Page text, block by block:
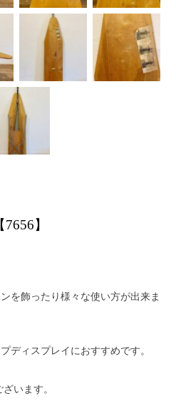
】
を飾ったり様々な使い方が出来ま
ディスプレイにおすすめです。
います。